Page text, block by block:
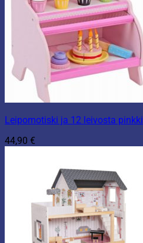
Leipomotiski ja 12 leivosta pinkki
44,90 €